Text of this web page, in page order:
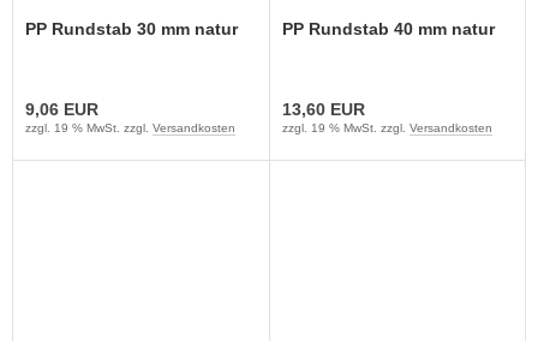
PP Rundstab 30 mm natur
9,06 EUR
zzgl. 19 % MwSt. zzgl. Versandkosten
PP Rundstab 40 mm natur
13,60 EUR
zzgl. 19 % MwSt. zzgl. Versandkosten